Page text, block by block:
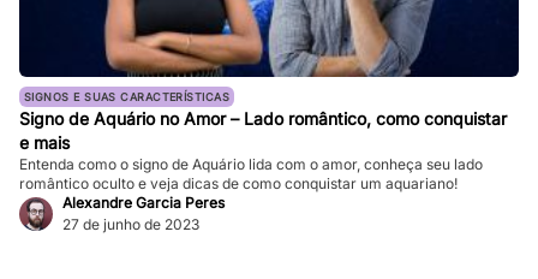
SIGNOS E SUAS CARACTERÍSTICAS
Signo de Aquário no Amor – Lado romântico, como conquistar
e mais
Entenda como o signo de Aquário lida com o amor, conheça seu lado
romântico oculto e veja dicas de como conquistar um aquariano!
Alexandre Garcia Peres
27 de junho de 2023